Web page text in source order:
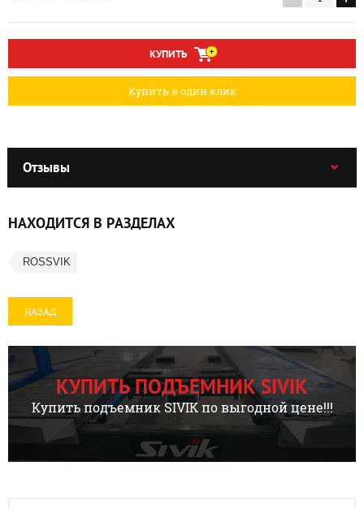
КУПИТЬ
Купить в один клик
Отзывы
НАХОДИТСЯ В РАЗДЕЛАХ
ROSSVIK
НАЗАД
КУПИТЬ ПОДЪЕМНИК SIVIK
Купить подъемник SIVIK по выгодной цене!!!